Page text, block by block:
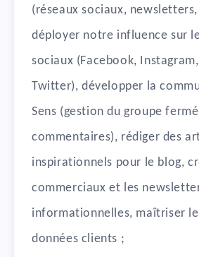
(réseaux sociaux,
déployer notre influence sur
sociaux (Facebook,
Twitter), développer la
Sens (gestion du groupe
commentaires), rédiger des
inspirationnels pour le blog,
commerciaux et les
informationnelles, maîtriser
données clients ;